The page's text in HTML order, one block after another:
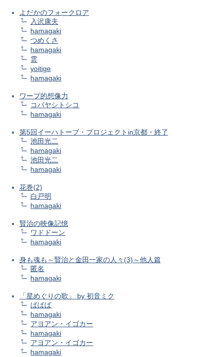
よだかのフォークロア
入沢康夫
hamagaki
つめくさ
hamagaki
雲
yoitige
hamagaki
ワープ的想像力
コバヤシトシコ
hamagaki
第5回イーハトーブ・プロジェクトin京都・終了
池田光二
hamagaki
池田光二
hamagaki
花巻(2)
白戸明
hamagaki
賢治の映像記憶
ワドドーン
hamagaki
身も魂も～賢治と金田一家の人々(3)～他人篇
匿名
hamagaki
「星めぐりの歌」 by 初音ミク
ばばば
hamagaki
アヨアン・イゴカー
hamagaki
アヨアン・イゴカー
hamagaki